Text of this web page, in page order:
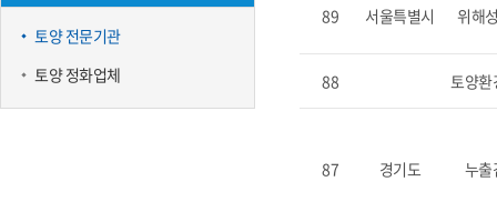
토양 전문기관
토양 정화업체
89 서울특별시 위해
88 토양환
87 경기도 누출